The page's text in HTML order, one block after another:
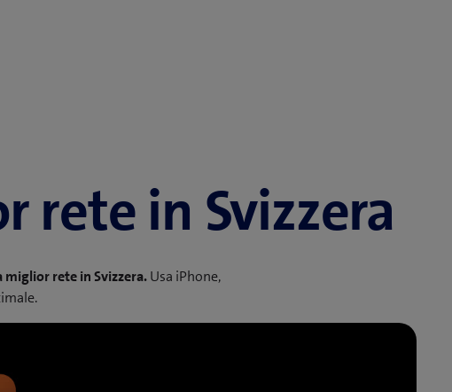
rete in Svizzera
rete in Svizzera.Usa iPhone,